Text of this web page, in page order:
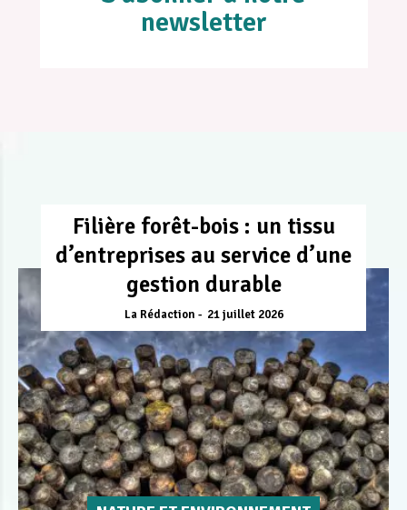
newsletter
Filière forêt-bois : un tissu
d’entreprises au service d’une
gestion durable
La Rédaction 21 juillet 2026